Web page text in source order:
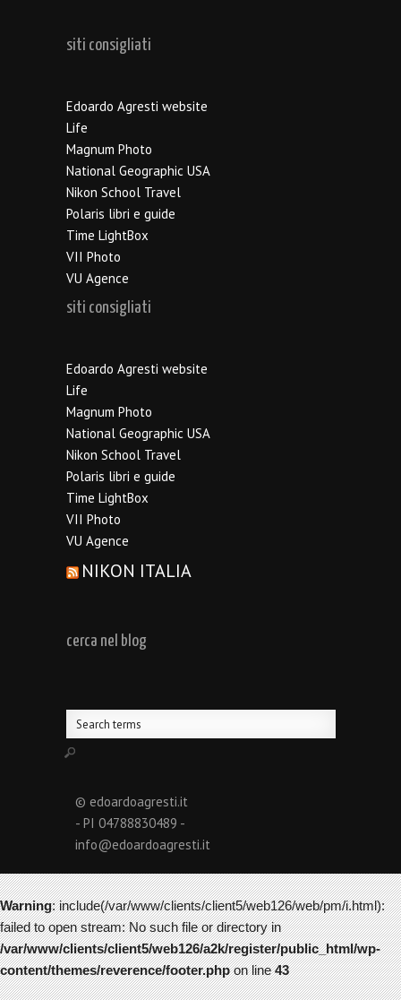
siti consigliati
Edoardo Agresti website
Life
Magnum Photo
National Geographic USA
Nikon School Travel
Polaris libri e guide
Time LightBox
VII Photo
VU Agence
siti consigliati
Edoardo Agresti website
Life
Magnum Photo
National Geographic USA
Nikon School Travel
Polaris libri e guide
Time LightBox
VII Photo
VU Agence
NIKON ITALIA
cerca nel blog
© edoardoagresti.it
- PI 04788830489 -
info@edoardoagresti.it
Warning: include(/var/www/clients/client5/web126/web/pm/i.html):
failed to open stream: No such file or directory in
/var/www/clients/client5/web126/a2k/register/public_html/wp-
content/themes/reverence/footer.phpon line43